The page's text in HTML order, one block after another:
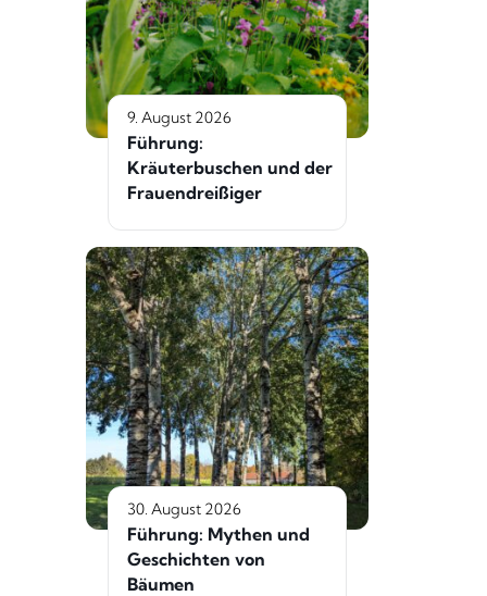
9. August 2026
Führung:
Kräuterbuschen und der
Frauendreißiger
30. August 2026
Führung: Mythen und
Geschichten von
Bäumen